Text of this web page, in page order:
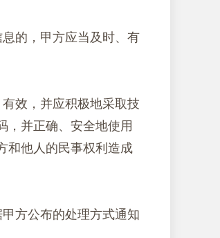
的，甲方应当及时、有
效，并应积极地采取技
，并正确、安全地使用
和他人的民事权利造成
方公布的处理方式通知